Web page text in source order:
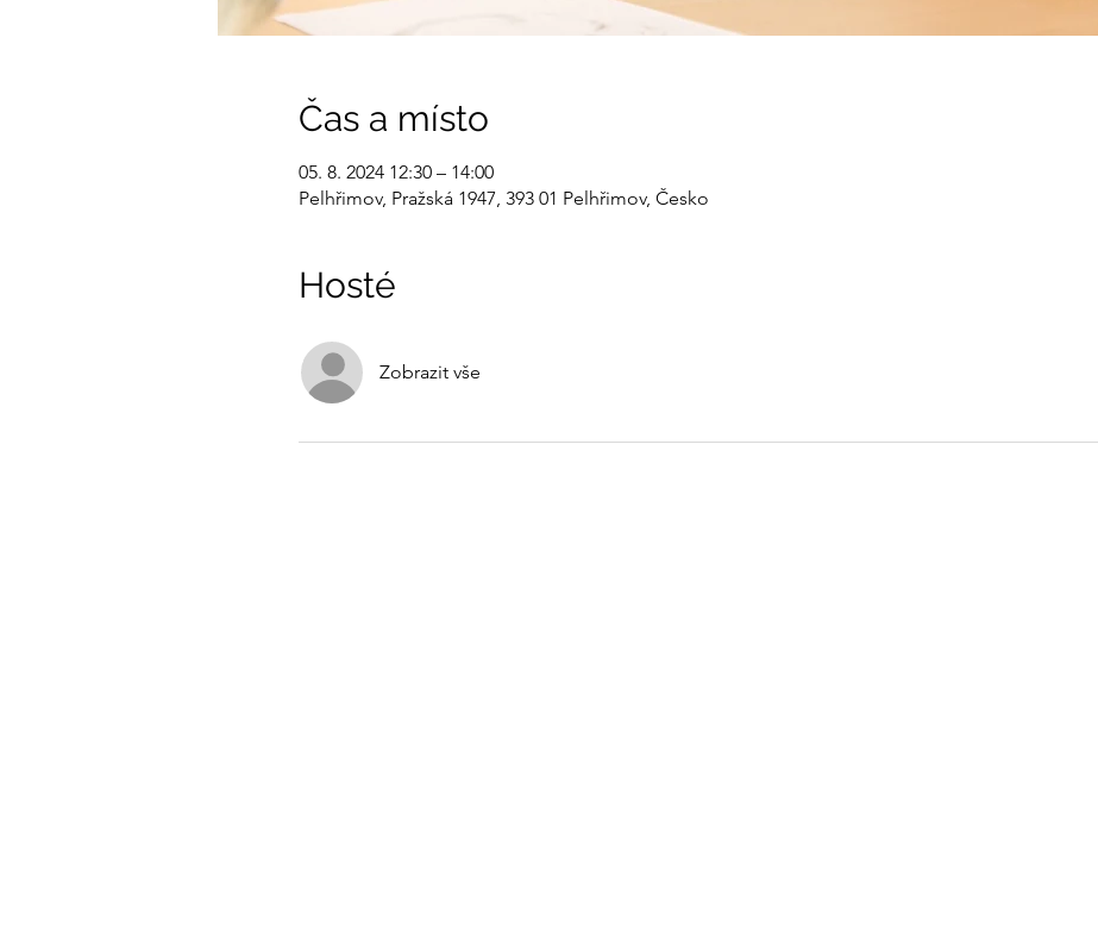
Čas a místo
05. 8. 2024 12:30 – 14:00
Pelhřimov, Pražská 1947, 393 01 Pelhřimov, Česko
Hosté
Zobrazit vše